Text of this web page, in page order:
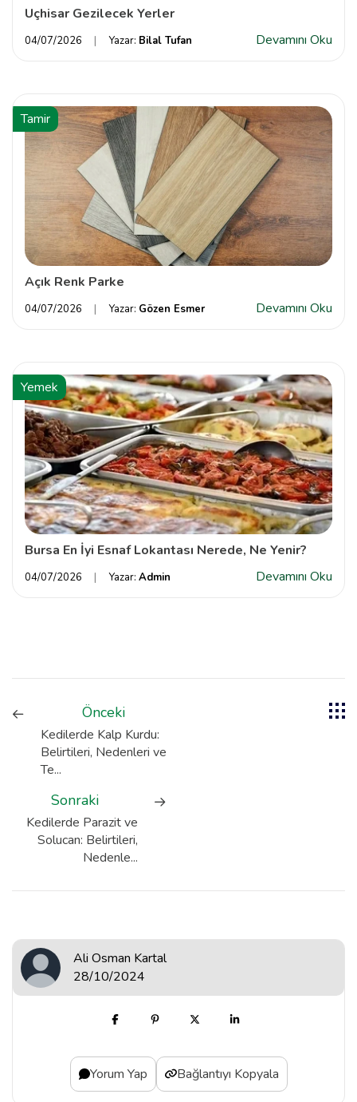
Uçhisar Gezilecek Yerler
04/07/2026 Yazar: Bilal Tufan Devamını Oku
Tamir
Açık Renk Parke
04/07/2026 Yazar: Gözen Esmer Devamını Oku
Yemek
Bursa En İyi Esnaf Lokantası Nerede, Ne Yenir?
04/07/2026 Yazar: Admin Devamını Oku
Önceki
Kedilerde Kalp Kurdu:
Belirtileri, Nedenleri ve
Te...
Sonraki
Kedilerde Parazit ve
Solucan: Belirtileri,
Nedenle...
Ali Osman Kartal
28/10/2024
Yorum Yap Bağlantıyı Kopyala